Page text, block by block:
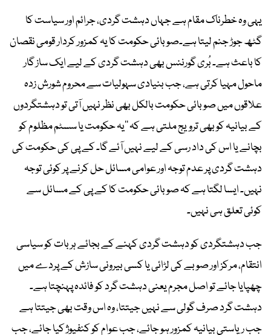
یہی وہ خطرناک مقام ہے جہاں دہشت گردی، جرائم اور سیاست کا
گٹھ جوڑ جنم لیتا ہے۔صوبائی حکومت کا یہ کمزور کردار قومی نقصان
کا باعث ہے۔ بُری گورننس بھی دہشت گردی کے لیے ایک ساز گار
ماحول مہیا کرتی ہے، جب بنیادی سہولیات سے محروم شورش زدہ
علاقوں میں صوبائی حکومت بالکل بھی نظر نہیں آتی تو دہشتگردوں
کے بیانیہ کو بھی ترویج ملتی ہے کہ ’’یہ حکومت یا سسٹم مظلوم کو
بچانے یا اس کی داد رسی کے لیے نہیں آئے گا۔ کے پی کی حکومت کی
دہشت گردی پر عدم توجہ اور عوامی مسائل حل کرنے پر کوئی توجہ
نہیں۔ ایسا لگتا ہے کہ صوبائی حکومت کا کے پی کے مسائل سے
کوئی تعلق ہی نہیں۔
جب دہشتگردی کو دہشت گردی کہنے کے بجائے ہر بات کو سیاسی
انتقام، مرکز اور صوبے کی لڑائی یا کسی بیرونی سازش کے پردے میں
چھپایا جائے تو اصل مجرم یعنی دہشت گرد کو فائدہ پہنچتا ہے۔
دہشت گرد صرف گولی سے نہیں جیتتا، وہ اس وقت بھی جیتتا ہے
جب ریاستی بیانیہ کمزور ہو جائے، جب عوام کو کنفیوژ کیا جائے، جب